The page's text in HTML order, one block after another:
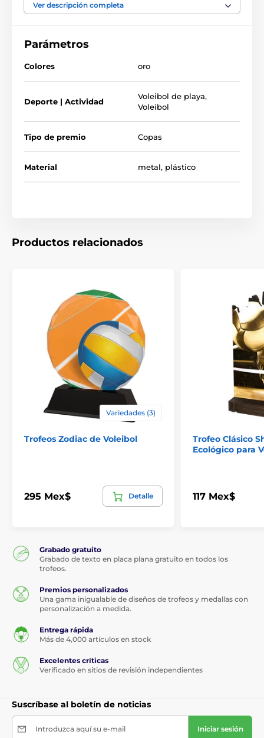
Este trofeo incluye una placa adhesiva de grabado
El producto aparece en las categorías
Ver descripción completa
Parámetros
Colores oro
Deporte | Actividad
Voleibol de playa,
Voleibol
Tipo de premio Copas
Material metal, plástico
Productos relacionados
Variedades (3)
Trofeos Zodiac de Voleibol
295 Mex$ Detalle
Trofeo Clásico
Ecológico para
117 Mex$
Grabado gratuito
Grabado de texto en placa plana gratuito en todos los
trofeos.
Premios personalizados
Una gama inigualable de diseños de trofeos y medallas con
personalización a medida.
Entrega rápida
Más de 4,000 artículos en stock
Excelentes críticas
Verificado en sitios de revisión independientes
Suscríbase al boletín de noticias
Introduzca aquí su e-mail Iniciar sesión